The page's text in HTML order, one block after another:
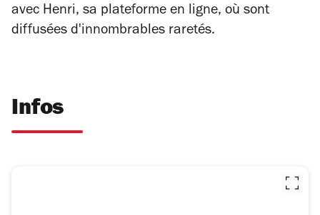
avec Henri, sa plateforme en ligne, où sont
diffusées d'innombrables raretés.
Infos